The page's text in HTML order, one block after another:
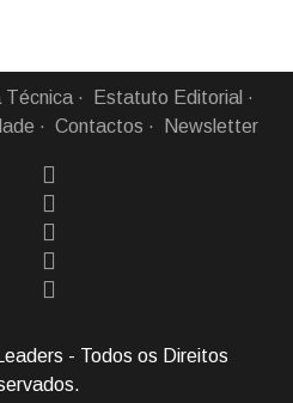
Técnica
Estatuto Editorial
Contactos Newsletter
- Todos os Direitos